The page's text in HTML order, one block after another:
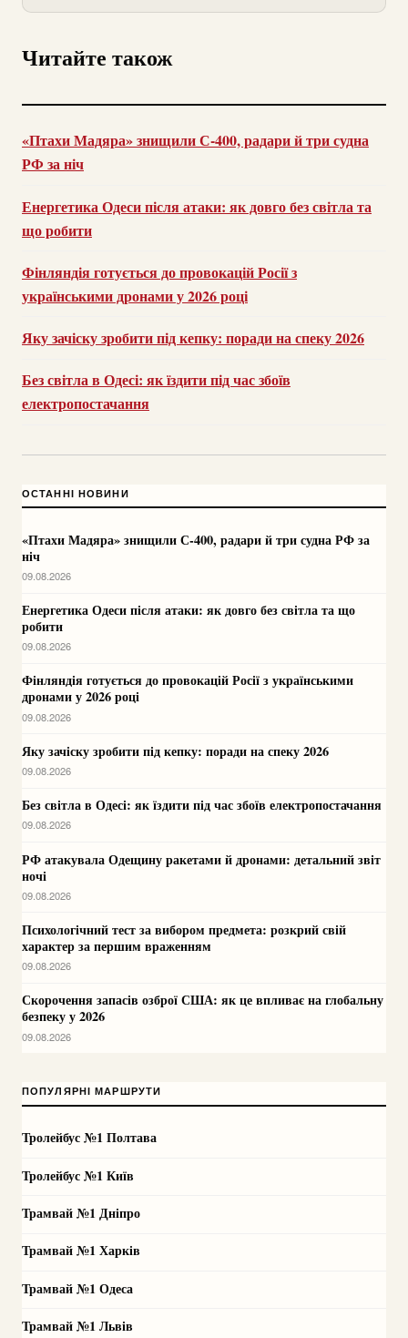
Читайте також
«Птахи Мадяра» знищили С-400, радари й три судна
РФ за ніч
Енергетика Одеси після атаки: як довго без світла та
що робити
Фінляндія готується до провокацій Росії з
українськими дронами у 2026 році
Яку зачіску зробити під кепку: поради на спеку 2026
Без світла в Одесі: як їздити під час збоїв
електропостачання
ОСТАННІ НОВИНИ
«Птахи Мадяра» знищили С-400, радари й три судна РФ за
ніч
09.08.2026
Енергетика Одеси після атаки: як довго без світла та що
робити
09.08.2026
Фінляндія готується до провокацій Росії з українськими
дронами у 2026 році
09.08.2026
Яку зачіску зробити під кепку: поради на спеку 2026
09.08.2026
Без світла в Одесі: як їздити під час збоїв електропостачання
09.08.2026
РФ атакувала Одещину ракетами й дронами: детальний звіт
ночі
09.08.2026
Психологічний тест за вибором предмета: розкрий свій
характер за першим враженням
09.08.2026
Скорочення запасів озброї США: як це впливає на глобальну
безпеку у 2026
09.08.2026
ПОПУЛЯРНІ МАРШРУТИ
Тролейбус №1 Полтава
Тролейбус №1 Київ
Трамвай №1 Дніпро
Трамвай №1 Харків
Трамвай №1 Одеса
Трамвай №1 Львів